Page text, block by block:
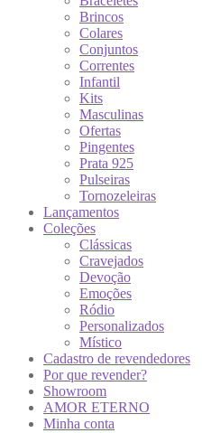
Brincos
Colares
Conjuntos
Correntes
Infantil
Kits
Masculinas
Ofertas
Pingentes
Prata 925
Pulseiras
Tornozeleiras
Lançamentos
Coleções
Clássicas
Cravejados
Devoção
Emoções
Ródio
Personalizados
Místico
Cadastro de revendedores
Por que revender?
Showroom
AMOR ETERNO
Minha conta